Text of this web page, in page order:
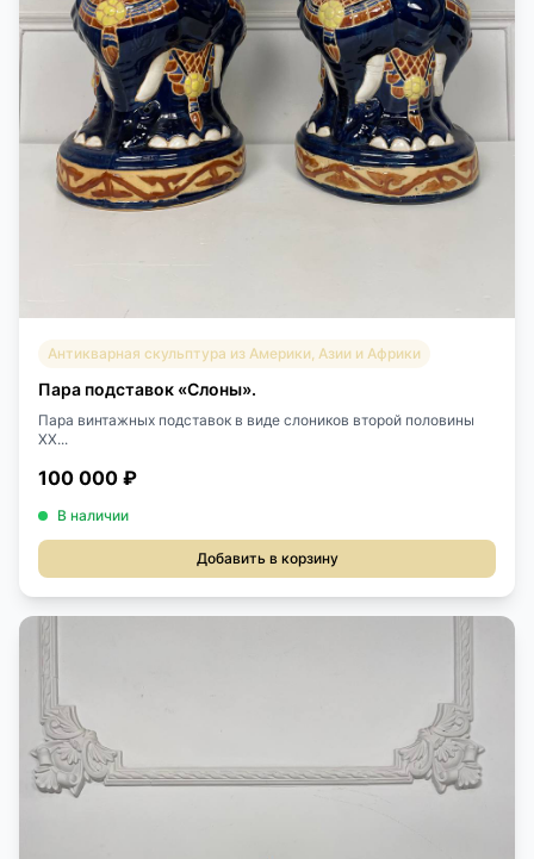
Антикварная скульптура из Америки, Азии и Африки
Пара подставок «Слоны».
Пара винтажных подставок в виде слоников второй половины
XX...
100 000 ₽
В наличии
Добавить в корзину